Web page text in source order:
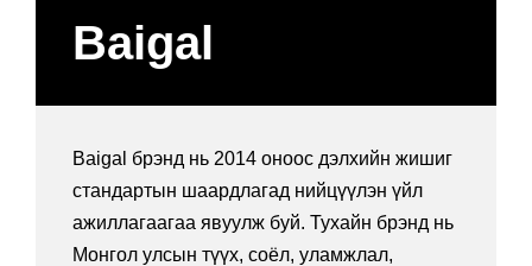
Baigal
Baigal брэнд нь 2014 оноос дэлхийн жишиг
стандартын шаардлагад нийцүүлэн үйл
ажиллагаагаа явуулж буй. Тухайн брэнд нь
Монгол улсын түүх, соёл, уламжлал,